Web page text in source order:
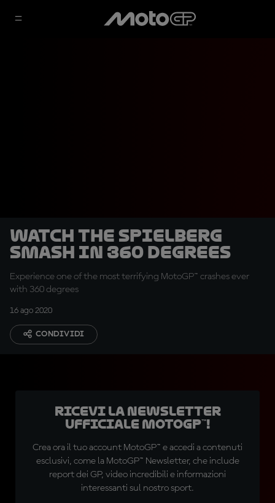
Watch the Spielberg
smash in 360 degrees
Experience one of the most terrifying MotoGP™ crashes ever
with 360 degrees
16 ago 2020
CONDIVIDI
Ricevi la newsletter
ufficiale MotoGP™!
Crea ora il tuo account MotoGP™ e accedi a contenuti
esclusivi, come la MotoGP™ Newsletter, che include
report dei GP, video incredibili e informazioni
interessanti sul nostro sport.